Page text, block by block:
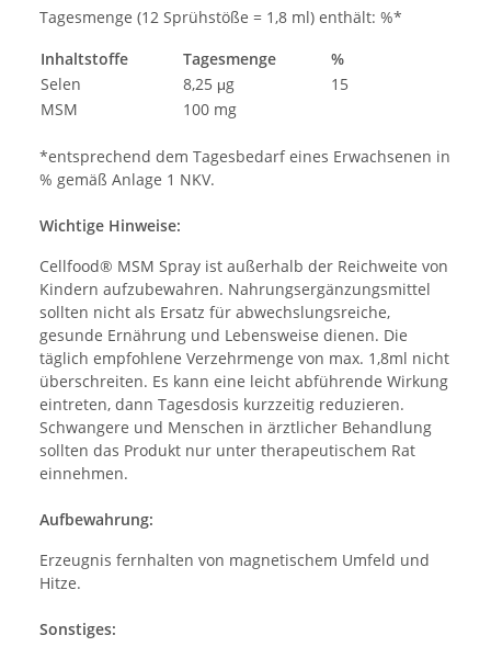
Tagesmenge (12 Sprühstöße = 1,8 ml) enthält: %*
Inhaltstoffe
Tagesmenge
%
Selen
8,25 μg
15
MSM
100 mg
*entsprechend dem Tagesbedarf eines Erwachsenen in
% gemäß Anlage 1 NKV.
Wichtige Hinweise:
Cellfood® MSM Spray ist außerhalb der Reichweite von
Kindern aufzubewahren. Nahrungsergänzungsmittel
sollten nicht als Ersatz für abwechslungsreiche,
gesunde Ernährung und Lebensweise dienen. Die
täglich empfohlene Verzehrmenge von max. 1,8ml nicht
überschreiten. Es kann eine leicht abführende Wirkung
eintreten, dann Tagesdosis kurzzeitig reduzieren.
Schwangere und Menschen in ärztlicher Behandlung
sollten das Produkt nur unter therapeutischem Rat
einnehmen.
Aufbewahrung:
Erzeugnis fernhalten von magnetischem Umfeld und
Hitze.
Sonstiges: